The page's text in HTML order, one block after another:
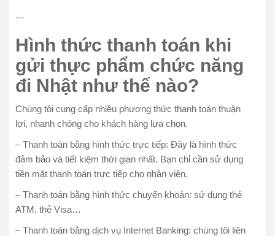
…
Hình thức thanh toán khi
gửi thực phẩm chức năng
đi Nhật như thế nào?
Chúng tôi cung cấp nhiều phương thức thanh toán thuận
lợi, nhanh chóng cho khách hàng lựa chọn.
– Thanh toán bằng hình thức trực tiếp: Đây là hình thức
đảm bảo và tiết kiệm thời gian nhất. Bạn chỉ cần sử dụng
tiền mặt thanh toán trực tiếp cho nhân viên.
– Thanh toán bằng hình thức chuyển khoản: sử dụng thẻ
ATM, thẻ Visa…
– Thanh toán bằng dịch vụ Internet Banking: chúng tôi liên